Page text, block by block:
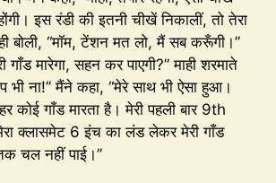
इस रंडी की इतनी चीखें निकालीं, तो तेरा
बोली, “मॉम, टेंशन मत लो, मैं सब करूँगी।”
मारेगा, सहन कर पाएगी?” माही शरमाते
भी ना!” मैंने कहा, “मेरे साथ भी ऐसा हुआ।
कोई गाँड मारता है। मेरी पहली बार 9th
क्लासमेट 6 इंच का लंड लेकर मेरी गाँड
चल नहीं पाई।”